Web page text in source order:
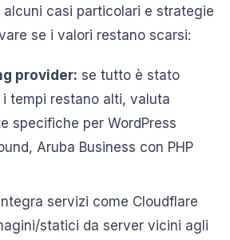
alcuni casi particolari e strategie
se i valori restano scarsi:
provider: se tutto è stato
tempi restano alti, valuta
specifiche per WordPress
Aruba Business con PHP
servizi come Cloudflare
statici da server vicini agli